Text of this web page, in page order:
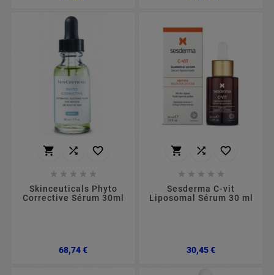
  
    
Skinceuticals Phyto
Corrective Sérum 30ml
68,74 €Preço
  
    
Sesderma C-vit
Liposomal Sérum 30 ml
30,45 €Preço